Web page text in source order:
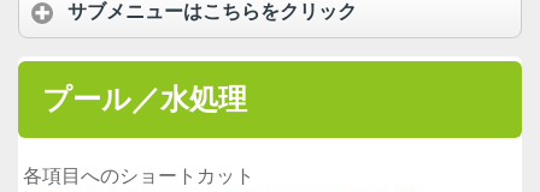
サブメニューはこちらをクリック
プール／水処理
各項目へのショートカット